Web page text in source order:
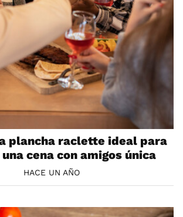
plancha raclette ideal para
cena con amigos única
HACE UN AÑO